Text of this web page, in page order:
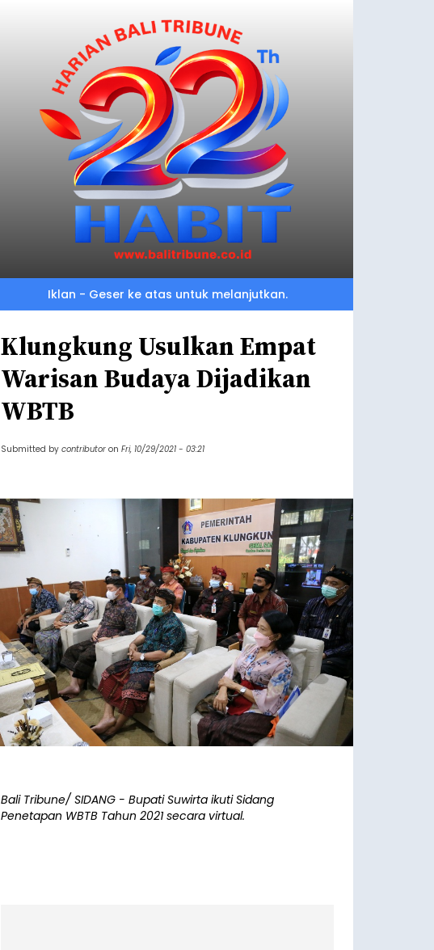
Iklan - Geser ke atas untuk melanjutkan.
Klungkung Usulkan Empat
Warisan Budaya Dijadikan
WBTB
Submitted by contributor on Fri, 10/29/2021 - 03:21
Bali Tribune/ SIDANG - Bupati Suwirta ikuti Sidang
Penetapan WBTB Tahun 2021 secara virtual.